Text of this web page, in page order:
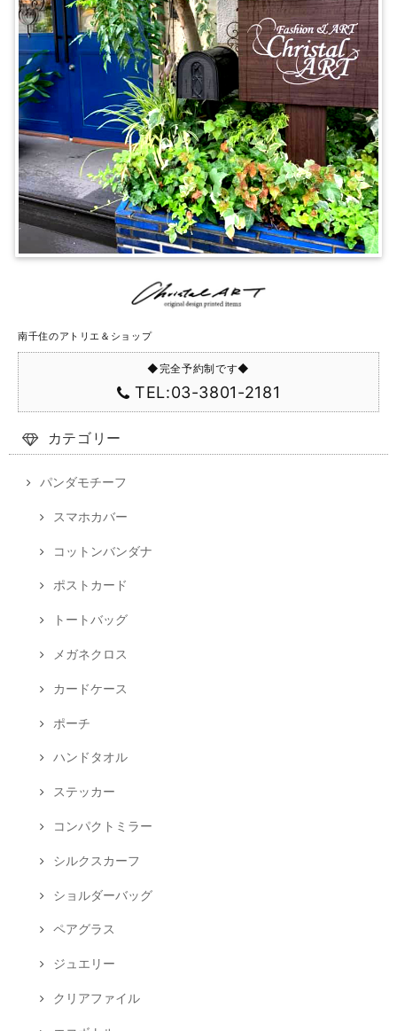
南千住のアトリエ＆ショップ
◆完全予約制です◆
TEL:03-3801-2181
カテゴリー
パンダモチーフ
スマホカバー
コットンバンダナ
ポストカード
トートバッグ
メガネクロス
カードケース
ポーチ
ハンドタオル
ステッカー
コンパクトミラー
シルクスカーフ
ショルダーバッグ
ペアグラス
ジュエリー
クリアファイル